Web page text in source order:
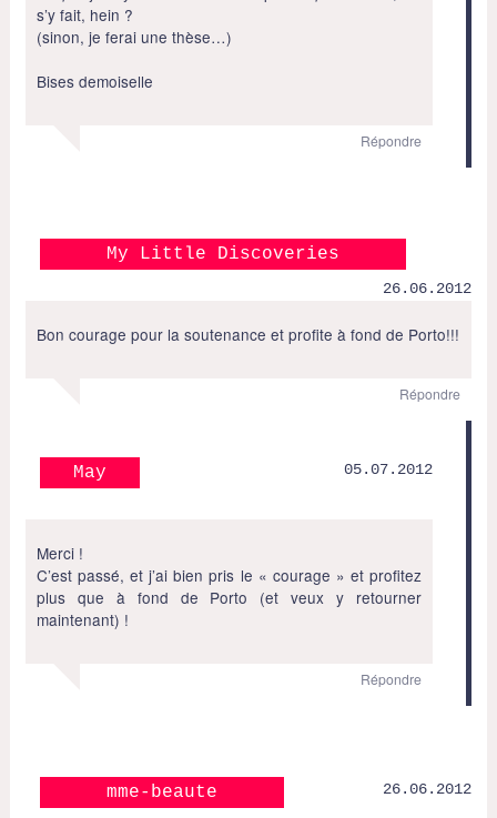
s’y fait, hein ?
(sinon, je ferai une thèse…)
Bises demoiselle
Répondre
My Little Discoveries
26.06.2012
Bon courage pour la soutenance et profite à fond de Porto!!!
Répondre
May 05.07.2012
Merci !
C’est passé, et j’ai bien pris le « courage » et profitez
plus que à fond de Porto (et veux y retourner
maintenant) !
Répondre
mme-beaute 26.06.2012